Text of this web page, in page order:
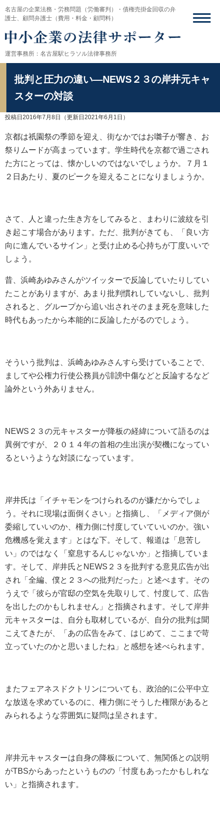
名古屋の企業法務・労務問題（労働審判）・債権売掛金回収の弁
護士、顧問弁護士（費用・料金・顧問料）
運営事務所：名古屋駅ヒラソル法律事務所
批判と圧力の違い―NEWS２３の岸井元キャ
スターの対談
投稿日2016年7月8日 （更新日2021年6月1日）
京都は祇園祭の季節を迎え、街なかではお囃子が響き、お
祭りムードが高まっています。学生時代を京都で過ごされ
た方にとっては、懐かしいのではないでしょうか。７月１
２日あたり、夏のピークを迎えることになりましょうか。
さて、人と違った生き方をしてみると、まわりに波紋を引
き起こす場合があります。ただ、批判がきても、「良い方
向に進んでいるサイン」と受け止める心持ちが丁度いいで
しょう。
昔、浜崎あゆみさんがツイッターで反論していたりしてい
たことがありますが、あまり批判慣れしていないし、批判
されると、グループから追い出されそのまま死を意味した
時代もあったから本能的に反論したがるのでしょう。
そういう批判は、浜崎あゆみさんすら受けていることで、
ましてや公権力行使公務員が誹謗中傷などと反論するなど
論外という外ありません。
NEWS２３の元キャスターが降板の経緯について語るのは
異例ですが、２０１４年の首相の生出演が契機になってい
るというような対談になっています。
岸井氏は「イチャモンをつけられるのが嫌だからでしょ
う。それに現場は面倒くさい」と指摘し、「メディア側が
委縮していいのか、権力側に忖度していていいのか。強い
危機感を覚えます」とはな下。そして、報道は「息苦し
い」のではなく「窒息するんじゃないか」と指摘していま
す。そして、岸井氏とNEWS２３を批判する意見広告が出
され「全編、僕と２３への批判だった」と述べます。その
うえで「彼らが官邸の空気を先取りして、忖度して、広告
を出したのかもしれません」と指摘されます。そして岸井
元キャスターは、自分も取材しているが、自分の批判は聞
こえてきたが、「あの広告をみて、はじめて、ここまで苛
立っていたのかと思いましたね」と感想を述べられます。
またフェアネスドクトリンについても、政治的に公平中立
な放送を求めているのに、権力側にそうした権限があると
みられるような雰囲気に疑問は呈されます。
岸井元キャスターは自身の降板について、無関係との説明
がTBSからあったというものの「忖度もあったかもしれな
い」と指摘されます。